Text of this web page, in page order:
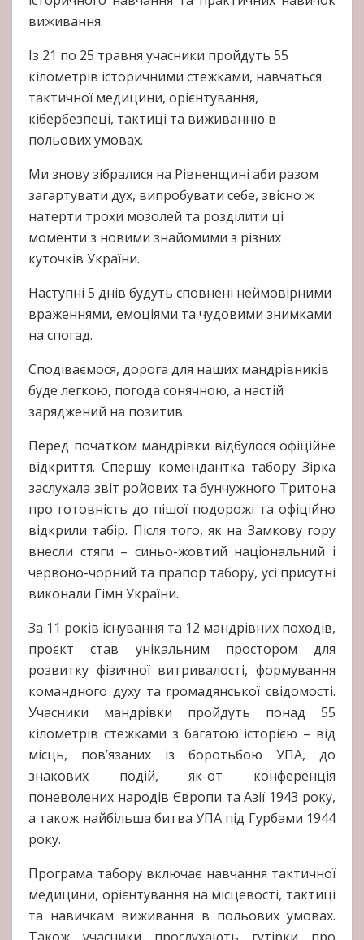
виживання.
Із 21 по 25 травня учасники пройдуть 55
кілометрів історичними стежками, навчаться
тактичної медицини, орієнтування,
кібербезпеці, тактиці та виживанню в
польових умовах.
Ми знову зібралися на Рівненщині аби разом
загартувати дух, випробувати себе, звісно ж
натерти трохи мозолей та розділити ці
моменти з новими знайомими з різних
куточків України.
Наступні 5 днів будуть сповнені неймовірними
враженнями, емоціями та чудовими знимками
на спогад.
Сподіваємося, дорога для наших мандрівників
буде легкою, погода сонячною, а настій
заряджений на позитив.
Перед початком мандрівки відбулося офіційне
відкриття. Спершу комендантка табору Зірка
заслухала звіт ройових та бунчужного Тритона
про готовність до пішої подорожі та офіційно
відкрили табір. Після того, як на Замкову гору
внесли стяги – синьо-жовтий національний і
червоно-чорний та прапор табору, усі присутні
виконали Гімн України.
За 11 років існування та 12 мандрівних походів,
проєкт став унікальним простором для
розвитку фізичної витривалості, формування
командного духу та громадянської свідомості.
Учасники мандрівки пройдуть понад 55
кілометрів стежками з багатою історією – від
місць, пов’язаних із боротьбою УПА, до
знакових подій, як-от конференція
поневолених народів Європи та Азії 1943 року,
а також найбільша битва УПА під Гурбами 1944
року.
Програма табору включає навчання тактичної
медицини, орієнтування на місцевості, тактиці
та навичкам виживання в польових умовах.